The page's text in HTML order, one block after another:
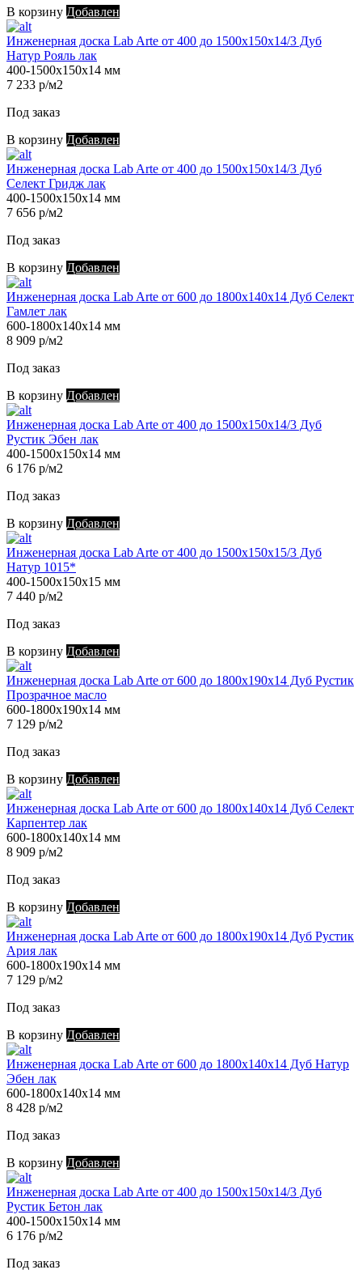
В корзину Добавлен
Инженерная доска Lab Arte от 400 до 1500х150х14/3 Дуб
Натур Рояль лак
400-1500х150х14 мм
7 233 р/м2
Под заказ
В корзину Добавлен
Инженерная доска Lab Arte от 400 до 1500х150х14/3 Дуб
Селект Гридж лак
400-1500х150х14 мм
7 656 р/м2
Под заказ
В корзину Добавлен
Инженерная доска Lab Arte от 600 до 1800х140х14 Дуб Селект
Гамлет лак
600-1800х140х14 мм
8 909 р/м2
Под заказ
В корзину Добавлен
Инженерная доска Lab Arte от 400 до 1500х150х14/3 Дуб
Рустик Эбен лак
400-1500х150х14 мм
6 176 р/м2
Под заказ
В корзину Добавлен
Инженерная доска Lab Arte от 400 до 1500х150х15/3 Дуб
Натур 1015*
400-1500х150х15 мм
7 440 р/м2
Под заказ
В корзину Добавлен
Инженерная доска Lab Arte от 600 до 1800х190х14 Дуб Рустик
Прозрачное масло
600-1800х190х14 мм
7 129 р/м2
Под заказ
В корзину Добавлен
Инженерная доска Lab Arte от 600 до 1800х140х14 Дуб Селект
Карпентер лак
600-1800х140х14 мм
8 909 р/м2
Под заказ
В корзину Добавлен
Инженерная доска Lab Arte от 600 до 1800х190х14 Дуб Рустик
Ария лак
600-1800х190х14 мм
7 129 р/м2
Под заказ
В корзину Добавлен
Инженерная доска Lab Arte от 600 до 1800х140х14 Дуб Натур
Эбен лак
600-1800х140х14 мм
8 428 р/м2
Под заказ
В корзину Добавлен
Инженерная доска Lab Arte от 400 до 1500х150х14/3 Дуб
Рустик Бетон лак
400-1500х150х14 мм
6 176 р/м2
Под заказ